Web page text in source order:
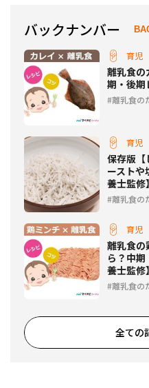
バックナンバー
育児
離乳食の
期・後期
離乳食の
育児
保存版【
ーストや
養士監修】
離乳食の
育児
離乳食の
ら？中
養士監修】
離乳食の
全ての